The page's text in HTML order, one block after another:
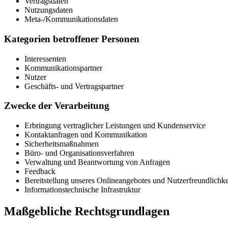
Nutzungsdaten
Meta-/Kommunikationsdaten
Kategorien betroffener Personen
Interessenten
Kommunikationspartner
Nutzer
Geschäfts- und Vertragspartner
Zwecke der Verarbeitung
Erbringung vertraglicher Leistungen und Kundenservice
Kontaktanfragen und Kommunikation
Sicherheitsmaßnahmen
Büro- und Organisationsverfahren
Verwaltung und Beantwortung von Anfragen
Feedback
Bereitstellung unseres Onlineangebotes und
Informationstechnische Infrastruktur
Maßgebliche Rechtsgrundlagen